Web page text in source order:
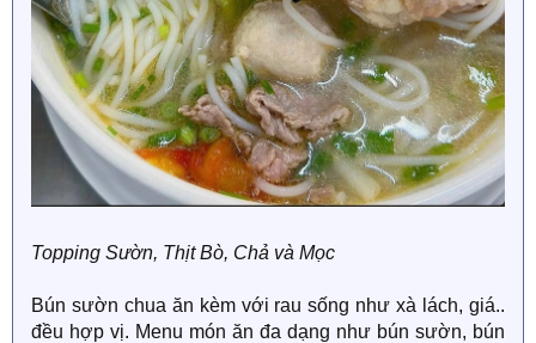
Topping Sườn, Thịt Bò, Chả và Mọc
Bún sườn chua ăn kèm với rau sống như xà lách, giá..
đều hợp vị. Menu món ăn đa dạng như bún sườn, bún